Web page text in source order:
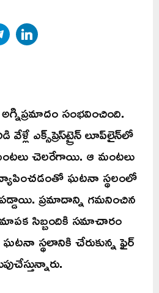
Telegram
సంభవించింది.
ఎక్స్‌ప్రెస్‌ట్రైన్‌ లూప్‌లైన్‌లో
చెలరేగాయి. ఆ మంటలు
ఘటనా స్థలంలో
ప్రమాదాన్ని గమనించిన
సిబ్బందికి సమాచారం
స్థలానికి చేరుకున్న ఫైర్